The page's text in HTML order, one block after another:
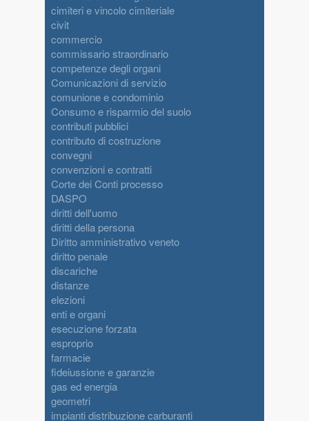
cimiteri e vincolo cimiteriale
civit
commercio
commissario straordinario
competenze degli organi
Comunicazioni di servizio
comunione e condominio
Consumo e risparmio del suolo
contributi pubblici
contributo di costruzione
convegni
convenzioni e contratti
Corte dei Conti processo
DASPO
diritti dell'uomo
diritti della persona
Diritto amministrativo veneto
diritto penale
discariche
distanze
elezioni
enti e organi
esecuzione forzata
esproprio
farmacie
fideiussione e garanzie
gas ed energia
geometri
impianti distribuzione carburanti